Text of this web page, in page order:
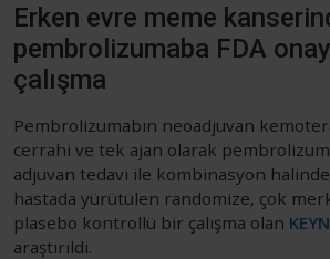
Erken evre meme
pembrolizumaba FDA
çalışma
Pembrolizumabın neoadjuvan
cerrahi ve tek ajan olarak
adjuvan tedavi ile kombinasyon
hastada yürütülen randomize, çok
plasebo kontrollü bir çalışma olan
araştırıldı.